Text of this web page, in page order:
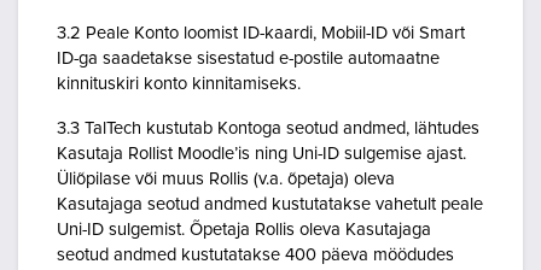
3.2 Peale Konto loomist ID-kaardi, Mobiil-ID või Smart
ID-ga saadetakse sisestatud e-postile automaatne
kinnituskiri konto kinnitamiseks.
3.3 TalTech kustutab Kontoga seotud andmed, lähtudes
Kasutaja Rollist Moodle’is ning Uni-ID sulgemise ajast.
Üliõpilase või muus Rollis (v.a. õpetaja) oleva
Kasutajaga seotud andmed kustutatakse vahetult peale
Uni-ID sulgemist. Õpetaja Rollis oleva Kasutajaga
seotud andmed kustutatakse 400 päeva möödudes